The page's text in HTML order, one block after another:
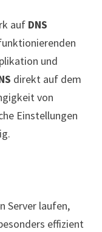
auf DNS
und
direkt auf dem
von
Einstellungen
Server laufen,
effizient